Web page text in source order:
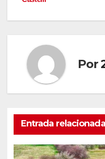
Por
Entrada relacionada